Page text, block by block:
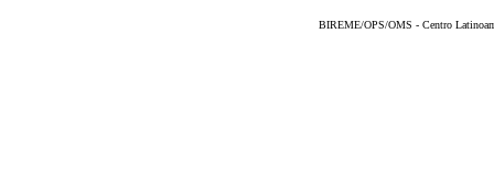
BIREME/OPS/OMS - Centro